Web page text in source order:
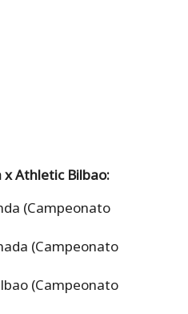
Athletic Bilbao:
(Campeonato
(Campeonato
(Campeonato